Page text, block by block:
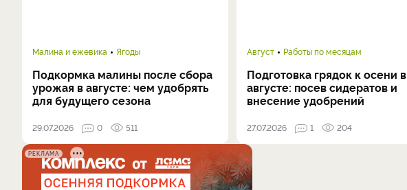
Малина и ежевика Ягоды
Подкормка малины после сбора
урожая в августе: чем удобрять
для будущего сезона
29.07.2026 0 511
Август Работы по месяцам
Подготовка грядок к осени в
августе: посев сидератов и
внесение удобрений
27.07.2026 1 204
РЕКЛАМА